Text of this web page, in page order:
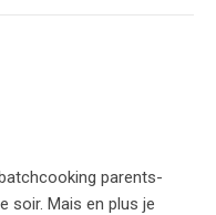
parents-
soir. Mais en plus je